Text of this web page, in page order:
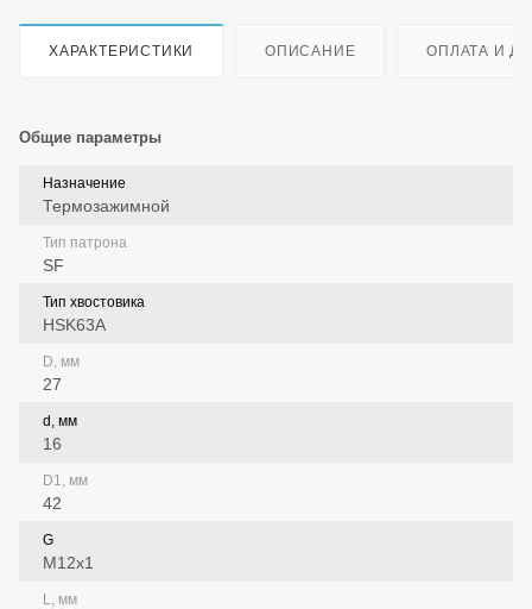
ХАРАКТЕРИСТИКИ ОПИСАНИЕ ОПЛАТА И
Общие параметры
Назначение
Термозажимной
Тип патрона
SF
Тип хвостовика
HSK63A
D, мм
27
d, мм
16
D1, мм
42
G
M12x1
L, мм